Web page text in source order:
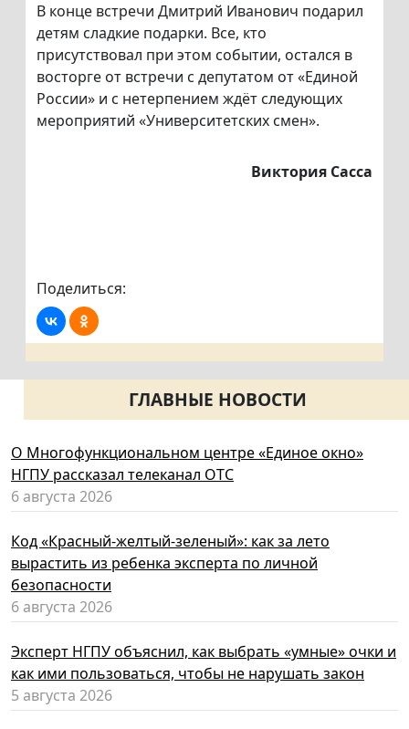
В конце встречи Дмитрий Иванович подарил
детям сладкие подарки. Все, кто
присутствовал при этом событии, остался в
восторге от встречи с депутатом от «Единой
России» и с нетерпением ждёт следующих
мероприятий «Университетских смен».
Виктория Сасса
Поделиться:
ГЛАВНЫЕ НОВОСТИ
О Многофункциональном центре «Единое окно»
НГПУ рассказал телеканал ОТС
6 августа 2026
Код «Красный-желтый-зеленый»: как за лето
вырастить из ребенка эксперта по личной
безопасности
6 августа 2026
Эксперт НГПУ объяснил, как выбрать «умные» очки и
как ими пользоваться, чтобы не нарушать закон
5 августа 2026